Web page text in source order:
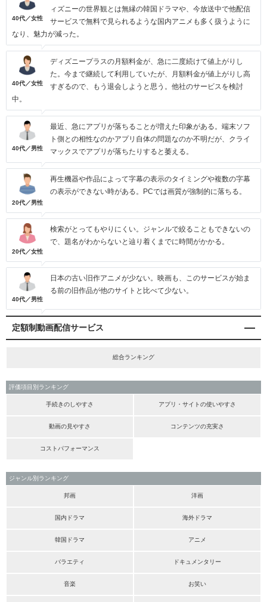
40代／女性
ィズニーの世界観とは無縁の韓国ドラマや、今放送中で他配信
サービスで無料で見られるような国内アニメも多く扱うように
なり、魅力が減った。
40代／女性
ディズニープラスの月額料金が、急に二度続けて値上がりし
た。今まで継続して利用していたが、月額料金が値上がりし高
すぎるので、もう退会しようと思う。他社のサービスを検討
中。
40代／男性
最近、急にアプリが落ちることが増えた印象がある。端末ソフ
ト側との相性なのかアプリ自体の問題なのか不明だが、クライ
マックスでアプリが落ちたりすると萎える。
20代／男性
再生機器や作品によって字幕の表示のタイミングや複数の字幕
の表示ができない時がある。PCでは画質が強制的に落ちる。
20代／女性
検索がとってもやりにくい。ジャンルで絞ることもできないの
で、題名がわからないと辿り着くまでに時間がかかる。
40代／男性
日本の古い旧作アニメが少ない。映画も、このサービスが始ま
る前の旧作品が他のサイトと比べて少ない。
定額制動画配信サービス
総合ランキング
評価項目別ランキング
手続きのしやすさ アプリ・サイトの使いやすさ
動画の見やすさ コンテンツの充実さ
コストパフォーマンス
ジャンル別ランキング
邦画 洋画
国内ドラマ 海外ドラマ
韓国ドラマ アニメ
バラエティ ドキュメンタリー
音楽 お笑い